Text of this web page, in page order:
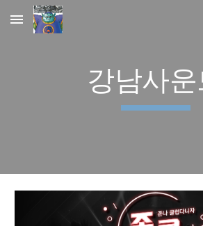
Skip to main content
강남사운